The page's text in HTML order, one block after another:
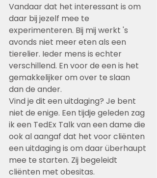
Vandaar dat het interessant is om
daar bij jezelf mee te
experimenteren. Bij mij werkt 's
avonds niet meer eten als een
tierelier. Ieder mens is echter
verschillend. En voor de een is het
gemakkelijker om over te slaan
dan de ander.
Vind je dit een uitdaging? Je bent
niet de enige. Een tijdje geleden zag
ik een TedEx Talk van een dame die
ook al aangaf dat het voor cliënten
een uitdaging is om daar überhaupt
mee te starten. Zij begeleidt
cliënten met obesitas.